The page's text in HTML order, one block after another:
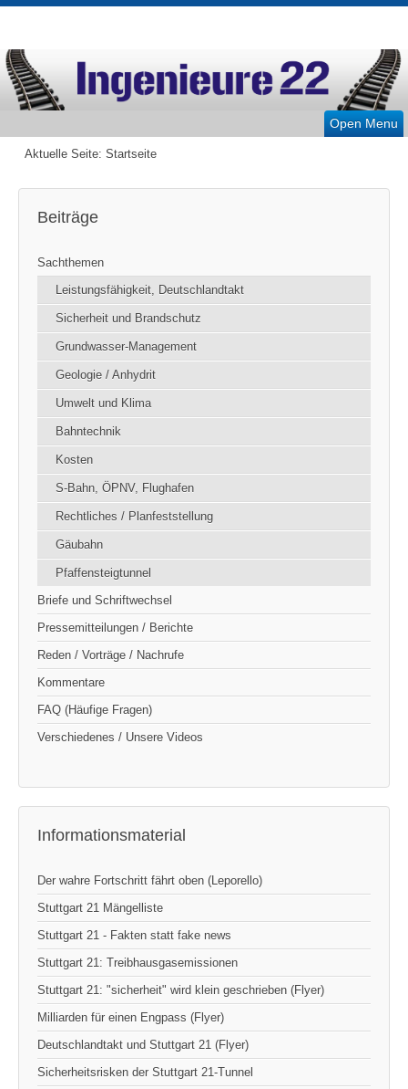
Open Menu
Aktuelle Seite: Startseite
Beiträge
Sachthemen
Leistungsfähigkeit, Deutschlandtakt
Sicherheit und Brandschutz
Grundwasser-Management
Geologie / Anhydrit
Umwelt und Klima
Bahntechnik
Kosten
S-Bahn, ÖPNV, Flughafen
Rechtliches / Planfeststellung
Gäubahn
Pfaffensteigtunnel
Briefe und Schriftwechsel
Pressemitteilungen / Berichte
Reden / Vorträge / Nachrufe
Kommentare
FAQ (Häufige Fragen)
Verschiedenes / Unsere Videos
Informationsmaterial
Der wahre Fortschritt fährt oben (Leporello)
Stuttgart 21 Mängelliste
Stuttgart 21 - Fakten statt fake news
Stuttgart 21: Treibhausgasemissionen
Stuttgart 21: "sicherheit" wird klein geschrieben (Flyer)
Milliarden für einen Engpass (Flyer)
Deutschlandtakt und Stuttgart 21 (Flyer)
Sicherheitsrisken der Stuttgart 21-Tunnel